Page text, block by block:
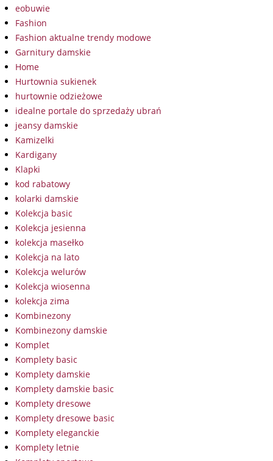
eobuwie
Fashion
Fashion aktualne trendy modowe
Garnitury damskie
Home
Hurtownia sukienek
hurtownie odzieżowe
idealne portale do sprzedaży ubrań
jeansy damskie
Kamizelki
Kardigany
Klapki
kod rabatowy
kolarki damskie
Kolekcja basic
Kolekcja jesienna
kolekcja masełko
Kolekcja na lato
Kolekcja welurów
Kolekcja wiosenna
kolekcja zima
Kombinezony
Kombinezony damskie
Komplet
Komplety basic
Komplety damskie
Komplety damskie basic
Komplety dresowe
Komplety dresowe basic
Komplety eleganckie
Komplety letnie